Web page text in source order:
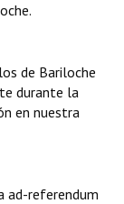
de Bariloche
durante la
en nuestra
ad-referendum